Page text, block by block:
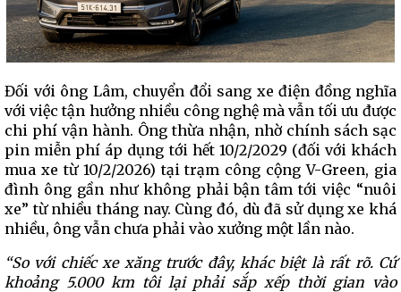
Đối với ông Lâm, chuyển đổi sang xe điện đồng nghĩa
với việc tận hưởng nhiều công nghệ mà vẫn tối ưu được
chi phí vận hành. Ông thừa nhận, nhờ chính sách sạc
pin miễn phí áp dụng tới hết 10/2/2029 (đối với khách
mua xe từ 10/2/2026) tại trạm công cộng V-Green, gia
đình ông gần như không phải bận tâm tới việc “nuôi
xe” từ nhiều tháng nay. Cùng đó, dù đã sử dụng xe khá
nhiều, ông vẫn chưa phải vào xưởng một lần nào.
“So với chiếc xe xăng trước đây, khác biệt là rất rõ. Cứ
khoảng 5.000 km tôi lại phải sắp xếp thời gian vào